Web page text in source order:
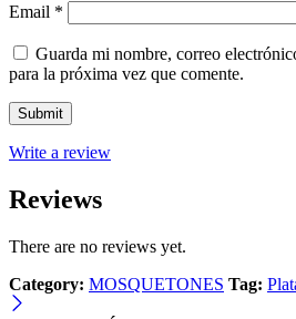
Email *
Guarda mi nombre, correo
para la próxima vez que comente.
Write a review
Reviews
There are no reviews yet.
Category: MOSQUETONES Tag: